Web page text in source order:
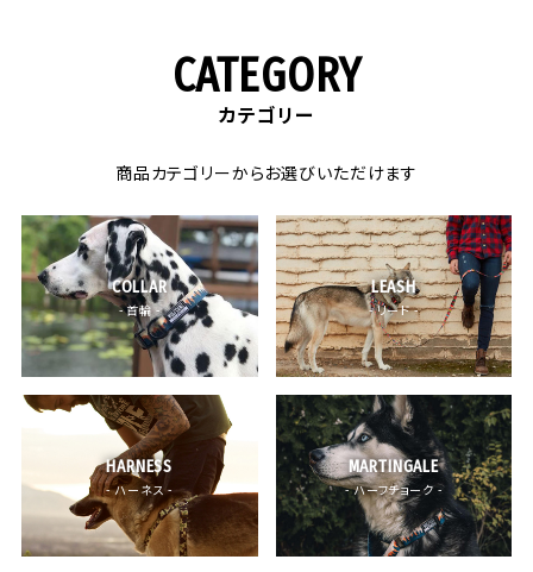
CATEGORY
カテゴリー
商品カテゴリーからお選びいただけます
COLLAR
- 首輪 -
LEASH
- リード -
HARNESS
- ハーネス -
MARTINGALE
- ハーフチョーク -